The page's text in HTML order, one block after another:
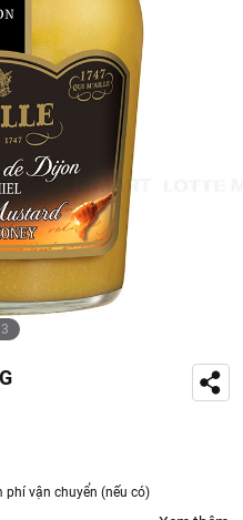
3
phí vận chuyển (nếu có)